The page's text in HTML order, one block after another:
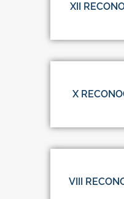
XII
X
VIII